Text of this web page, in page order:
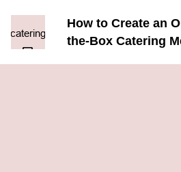
How to Create an
the-Box Catering